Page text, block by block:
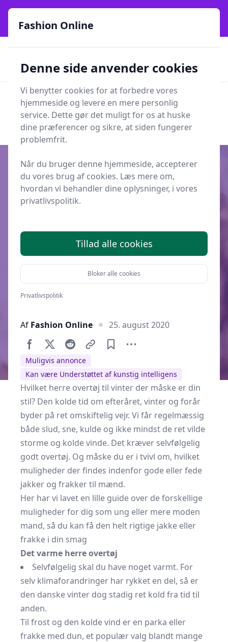
Fashion Online - Din genvej til stil, trends og smarte fund
online siden 2017
Lynhurtig levering ⭐⭐⭐⭐⭐✨981 forskellige produkttyper
Fashion Online
Søg
Udgivet iMode
Af Fashion Online 25. august 2020
Muligvis annonce
Kan være Understøttet af kunstig intelligens
Hvilket herre overtøj til vinter der måske er din
stil? Den kolde tid om efteråret, vinter og forår
byder på ret omskiftelig vejr. Vi får regelmæssig
både slud, sne, kulde og ikke mindst de ret vilde
storme og kolde vinde. Det kræver selvfølgelig
godt overtøj. Og måske du er i tvivl om, hvilket
muligheder der findes indenfor gode eller fede
jakker og frakker til mænd.
Her har vi lavet en lille guide over de forskellige
muligheder for dig som ung eller mere moden
mand, så du kan få den helt rigtige jakke eller
frakke i din smag
Det varme herre overtøj
Selvfølgelig skal du have noget varmt. For
selv klimaforandringer har rykket en del, så er
den danske vinter dog stadig ret kold fra tid til
anden.
Til frost og den kolde vind er en parka eller
frakke med dun, et populær valg blandt mange
Fashion Online
Denne side anvender cookies
Vi benytter cookies for at forbedre vores
hjemmeside og levere en mere personlig
service. Dette gør det muligt for os at huske
dine præferencer og sikre, at siden fungerer
problemfrit.
Når du bruger denne hjemmeside, accepterer
du vores brug af cookies. Læs mere om,
hvordan vi behandler dine oplysninger, i vores
privatlivspolitik.
Tillad alle cookies
Bloker alle cookies
Privatlivspolitik